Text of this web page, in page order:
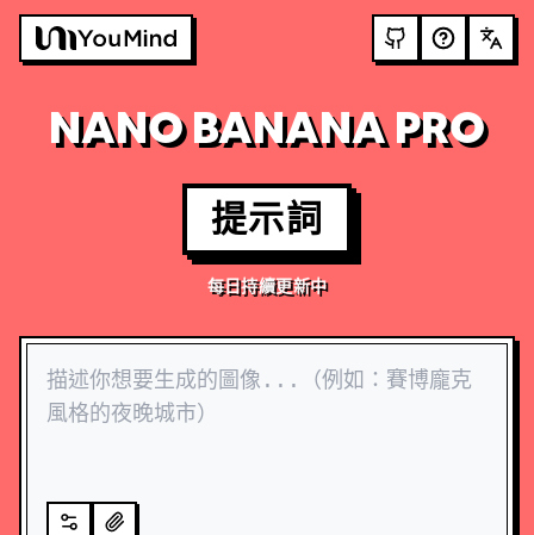
NANO BANANA PRO
提示詞
每日持續更新中